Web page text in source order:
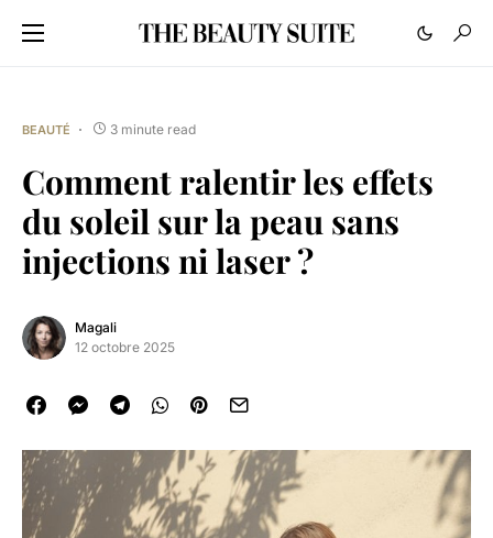
BEAUTÉ 3 minute read
Comment ralentir les effets
du soleil sur la peau sans
injections ni laser ?
Magali
12 octobre 2025